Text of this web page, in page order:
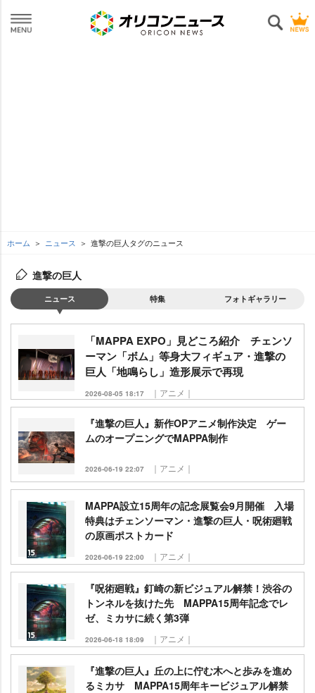
ホーム ニュース 進撃の巨人タグのニュース
進撃の巨人
ニュース 特集 フォトギャラリー
「MAPPA EXPO」見どころ紹介 チェンソ
ーマン「ボム」等身大フィギュア・進撃の
巨人「地鳴らし」造形展示で再現
2026-08-05 18:17 ｜アニメ｜
『進撃の巨人』新作OPアニメ制作決定 ゲー
ムのオープニングでMAPPA制作
2026-06-19 22:07 ｜アニメ｜
MAPPA設立15周年の記念展覧会9月開催 入場
特典はチェンソーマン・進撃の巨人・呪術廻戦
の原画ポストカード
2026-06-19 22:00 ｜アニメ｜
『呪術廻戦』釘崎の新ビジュアル解禁！渋谷の
トンネルを抜けた先 MAPPA15周年記念でレ
ゼ、ミカサに続く第3弾
2026-06-18 18:09 ｜アニメ｜
『進撃の巨人』丘の上に佇む木へと歩みを進め
るミカサ MAPPA15周年キービジュアル解禁